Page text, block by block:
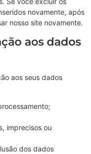
novamente, após
nosso site novamente.
aos dados
aos seus dados
imprecisos ou
dos dados